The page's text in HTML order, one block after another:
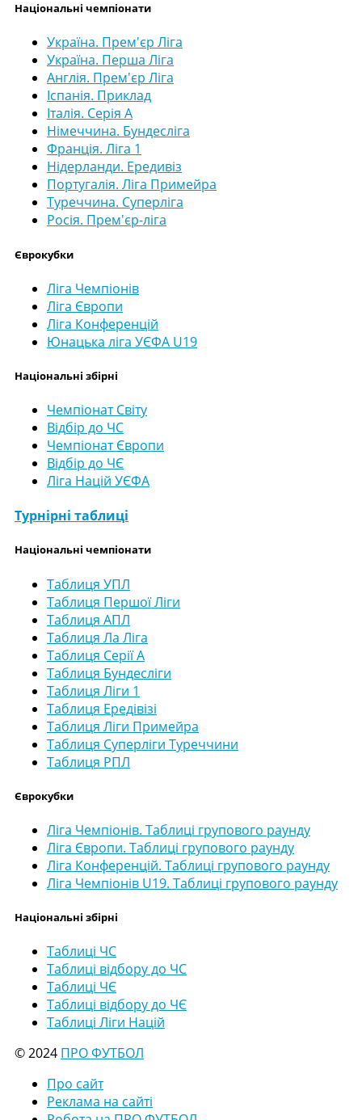
Національні чемпіонати
Україна. Прем'єр Ліга
Україна. Перша Ліга
Англія. Прем'єр Ліга
Іспанія. Приклад
Італія. Серія А
Німеччина. Бундесліга
Франція. Ліга 1
Нідерланди. Ередивіз
Португалія. Ліга Примейра
Туреччина. Суперліга
Росія. Прем'єр-ліга
Єврокубки
Ліга Чемпіонів
Ліга Європи
Ліга Конференцій
Юнацька ліга УЄФА U19
Національні збірні
Чемпіонат Світу
Відбір до ЧС
Чемпіонат Європи
Відбір до ЧЄ
Ліга Націй УЄФА
Турнірні таблиці
Національні чемпіонати
Таблиця УПЛ
Таблиця Першої Ліги
Таблиця АПЛ
Таблиця Ла Ліга
Таблиця Серії А
Таблиця Бундесліги
Таблиця Ліги 1
Таблиця Ередівізі
Таблиця Ліги Примейра
Таблиця Суперліги Туреччини
Таблиця РПЛ
Єврокубки
Ліга Чемпіонів. Таблиці групового раунду
Ліга Європи. Таблиці групового раунду
Ліга Конференцій. Таблиці групового раунду
Ліга Чемпіонів U19. Таблиці групового раунду
Національні збірні
Таблиці ЧС
Таблиці відбору до ЧС
Таблиці ЧЄ
Таблиці відбору до ЧЄ
Таблиці Ліги Націй
© 2024 ПРО ФУТБОЛ
Про сайт
Реклама на сайті